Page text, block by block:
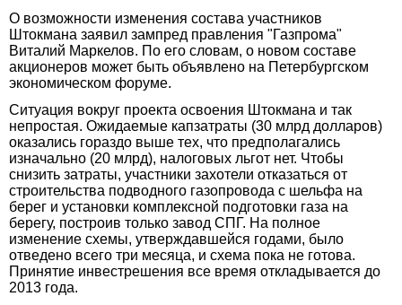
О возможности изменения состава участников
Штокмана заявил зампред правления "Газпрома"
Виталий Маркелов. По его словам, о новом составе
акционеров может быть объявлено на Петербургском
экономическом форуме.
Ситуация вокруг проекта освоения Штокмана и так
непростая. Ожидаемые капзатраты (30 млрд долларов)
оказались гораздо выше тех, что предполагались
изначально (20 млрд), налоговых льгот нет. Чтобы
снизить затраты, участники захотели отказаться от
строительства подводного газопровода с шельфа на
берег и установки комплексной подготовки газа на
берегу, построив только завод СПГ. На полное
изменение схемы, утверждавшейся годами, было
отведено всего три месяца, и схема пока не готова.
Принятие инвестрешения все время откладывается до
2013 года.